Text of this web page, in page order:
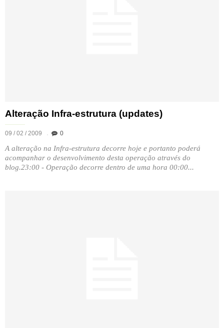
Alteração Infra-estrutura (updates)
09 / 02 / 2009 0
A alteração na Infra-estrutura decorre hoje e portanto poderá
acompanhar o desenvolvimento desta operação através do
blog.23:00 - Operação decorre dentro de uma hora 00:00...